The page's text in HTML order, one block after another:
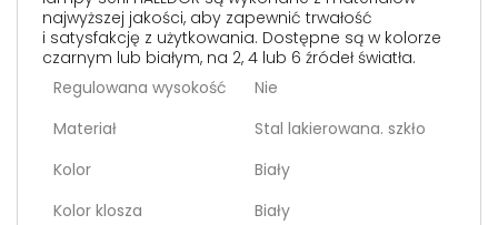
najwyższej jakości, aby zapewnić trwałość
i satysfakcję z użytkowania. Dostępne są w kolorze
czarnym lub białym, na 2, 4 lub 6 źródeł światła.
Regulowana wysokość
Nie
Materiał
Stal lakierowana. szkło
Kolor
Biały
Kolor klosza
Biały